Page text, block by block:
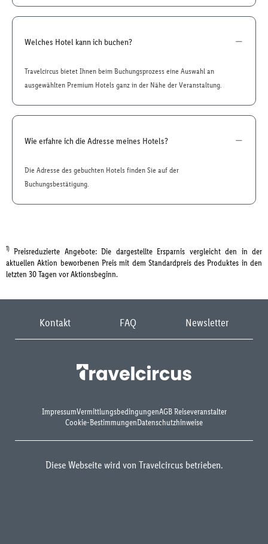
Welches Hotel kann ich buchen?
Travelcircus bietet Ihnen beim Buchungsprozess eine Auswahl an
ausgewählten Premium Hotels ganz in der Nähe der Veranstaltung.
Wie erfahre ich die Adresse meines Hotels?
Die Adresse des gebuchten Hotels finden Sie auf der
Buchungsbestätigung.
1) Preisreduzierte Angebote: Die dargestellte Ersparnis vergleicht den in der
aktuellen Aktion beworbenen Preis mit dem Standardpreis des Produktes in den
letzten 30 Tagen vor Aktionsbeginn.
Kontakt FAQ Newsletter
ImpressumVermittlungsbedingungenAGB Reiseveranstalter
Cookie-BestimmungenDatenschutzhinweise
Diese Webseite wird von Travelcircus betrieben.